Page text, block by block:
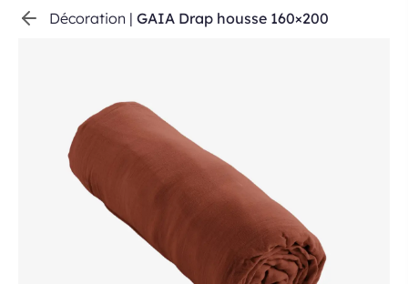
Décoration | GAIA Drap housse 160×200